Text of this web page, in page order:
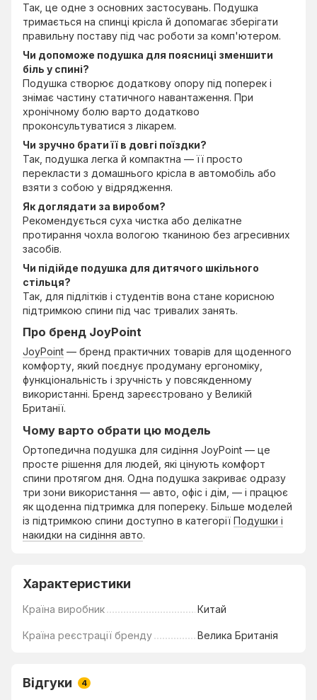
Так, це одне з основних застосувань. Подушка
тримається на спинці крісла й допомагає зберігати
правильну поставу під час роботи за комп'ютером.
Чи допоможе подушка для поясниці зменшити
біль у спині?
Подушка створює додаткову опору під поперек і
знімає частину статичного навантаження. При
хронічному болю варто додатково
проконсультуватися з лікарем.
Чи зручно брати її в довгі поїздки?
Так, подушка легка й компактна — її просто
перекласти з домашнього крісла в автомобіль або
взяти з собою у відрядження.
Як доглядати за виробом?
Рекомендується суха чистка або делікатне
протирання чохла вологою тканиною без агресивних
засобів.
Чи підійде подушка для дитячого шкільного
стільця?
Так, для підлітків і студентів вона стане корисною
підтримкою спини під час тривалих занять.
Про бренд JoyPoint
JoyPoint — бренд практичних товарів для щоденного
комфорту, який поєднує продуману ергономіку,
функціональність і зручність у повсякденному
використанні. Бренд зареєстровано у Великій
Британії.
Чому варто обрати цю модель
Ортопедична подушка для сидіння JoyPoint — це
просте рішення для людей, які цінують комфорт
спини протягом дня. Одна подушка закриває одразу
три зони використання — авто, офіс і дім, — і працює
як щоденна підтримка для попереку. Більше моделей
із підтримкою спини доступно в категорії Подушки і
накидки на сидіння авто.
Характеристики
Країна виробник Китай
Країна реєстрації бренду Велика Британія
Відгуки 4